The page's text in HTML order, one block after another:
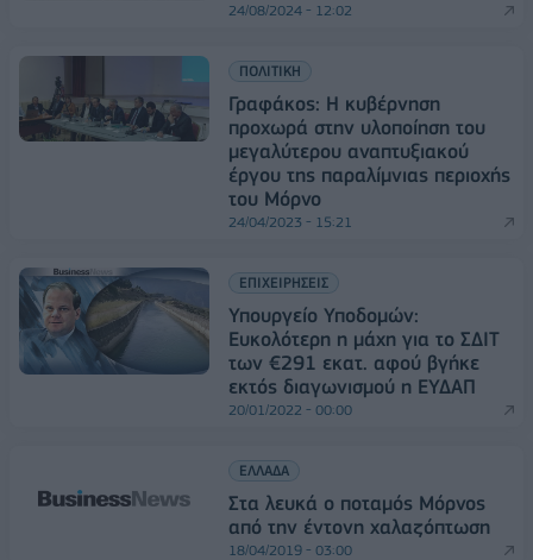
24/08/2024 - 12:02
ΠΟΛΙΤΙΚΗ
Γραφάκος: Η κυβέρνηση
προχωρά στην υλοποίηση του
μεγαλύτερου αναπτυξιακού
έργου της παραλίμνιας περιοχής
του Μόρνο
24/04/2023 - 15:21
ΕΠΙΧΕΙΡΗΣΕΙΣ
Υπουργείο Υποδομών:
Ευκολότερη η μάχη για το ΣΔΙΤ
των €291 εκατ. αφού βγήκε
εκτός διαγωνισμού η ΕΥΔΑΠ
20/01/2022 - 00:00
ΕΛΛΑΔΑ
Στα λευκά ο ποταμός Μόρνος
από την έντονη χαλαζόπτωση
18/04/2019 - 03:00